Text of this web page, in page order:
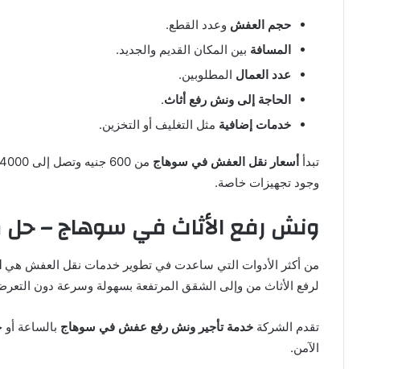
حجم العفش وعدد القطع.
المسافة بين المكان القديم والجديد.
عدد العمال المطلوبين.
الحاجة إلى ونش رفع أثاث.
خدمات إضافية مثل التغليف أو التخزين.
تبدأ أسعار نقل العفش في سوهاج
وجود تجهيزات خاصة.
ونش رفع الأثاث في سوهاج – حل
من أكثر الأدوات التي ساعدت في تطوير خدمات نقل العفش هي
لرفع الأثاث من وإلى الشقق المرتفعة بسهولة وسرعة دون
تقدم الشركة خدمة تأجير ونش رفع عفش في سوهاج بالساعة
الآمن.